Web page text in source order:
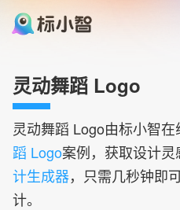
灵动舞蹈 Logo
灵动舞蹈 Logo由标小智
蹈 Logo案例，获取设计
计生成器，只需几秒钟即
计。